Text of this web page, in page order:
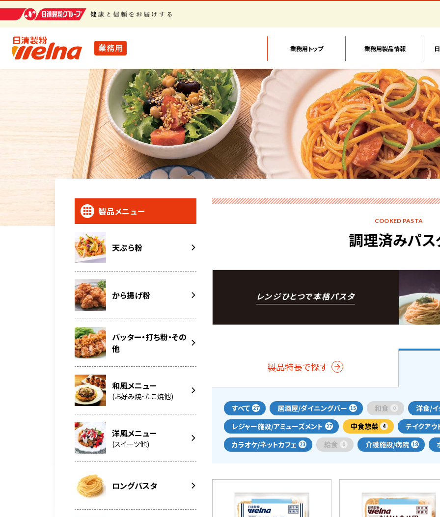
業務用 業務用トップ 業務用製品情報
COOKED PASTA
調理済みパス
レンジひとつで本格パスタ
製品特長で探す
すべて 27 居酒屋/ダイニングバー 15 和食 0
洋食/イ
レジャー施設/アミューズメント 27 中食惣菜 4
テイクアウ
カラオケ/ネットカフェ 23 給食 0 介護施設/病院 18
製品メニュー
天ぷら粉
から揚げ粉
バッター・打ち粉・その
他
和風メニュー
(お好み焼・たこ焼他)
洋風メニュー
(スイーツ他)
ロングパスタ